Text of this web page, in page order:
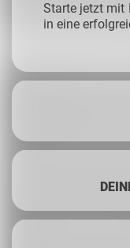
Starte jetzt mit
in eine